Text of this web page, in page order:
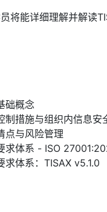
将能详细理解并解读
础概念
制措施与组织内信息安
点与风险管理
求体系 - ISO
求体系：TISAX v5.1.0